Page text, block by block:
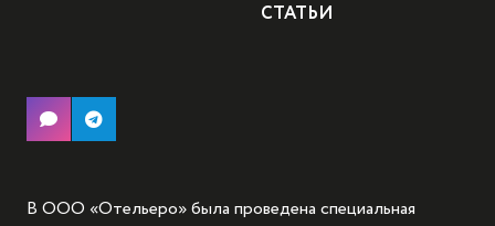
СТАТЬИ
В ООО «Отельеро» была проведена специальная